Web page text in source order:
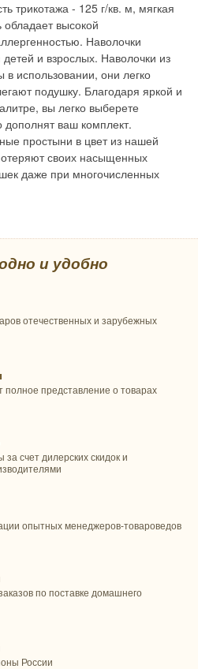
трикотажа - 125 г/кв. м, мягкая
высокой
Наволочки
и взрослых. Наволочки из
использовании, они легко
подушку. Благодаря яркой и
вы легко выберете
дополнят ваш комплект.
простыни в цвет из нашей
своих насыщенных
даже при многочисленных
и удобно
отечественных и зарубежных
полное представление о товарах
счет дилерских скидок и
опытных менеджеров-товароведов
по поставке домашнего
России